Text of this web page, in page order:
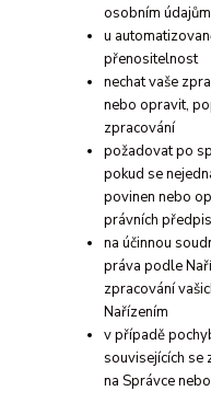
osobním
u
přenositelnost
nechat vaše
nebo opravit,
zpracování
požadovat po
pokud se
povinen nebo
právních
na účinnou
práva podle
zpracování
Nařízením
v případě
souvisejících se
na Správce